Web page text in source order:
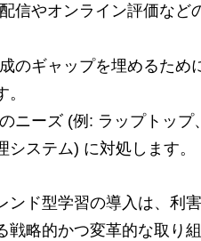
信やオンライン評価など
のギャップを埋めるため
ニーズ (例: ラップトッ
システム) に対処します。
ンド型学習の導入は、利
戦略的かつ変革的な取り